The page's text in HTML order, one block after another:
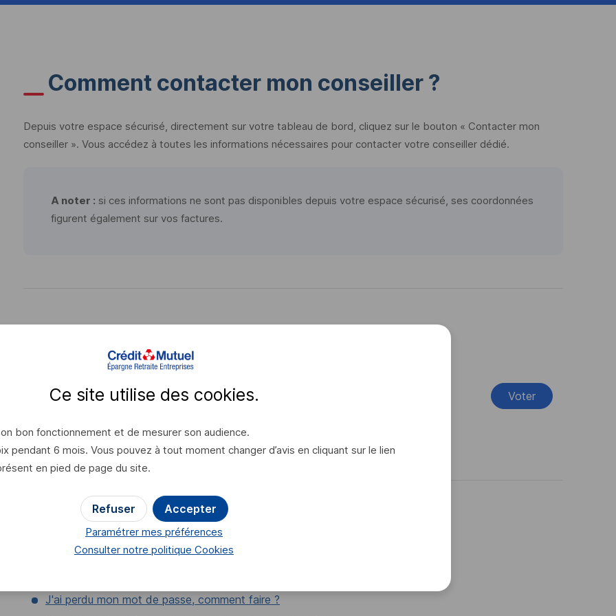
Comment contacter mon conseiller ?
Depuis votre espace sécurisé, directement sur votre tableau de bord, cliquez sur le bouton « Contacter mon
conseiller ». Vous accédez à toutes les informations nécessaires pour contacter votre conseiller dédié.
A noter : si ces informations ne sont pas disponibles depuis votre espace sécurisé, ses coordonnées
figurent également sur vos factures.
Cet article vous a-t-il aidé ?
Oui Non Voter
Ces contenus pourraient également vous intéresser :
J'ai perdu mon mot de passe, comment faire ?
Ce site utilise des cookies.
bon fonctionnement et de mesurer son audience.
pendant 6 mois. Vous pouvez à tout moment changer d’avis en cliquant sur le lien
en pied de page du site.
Accepter
Refuser
Paramétrer mes préférences
Consulter notre politique Cookies